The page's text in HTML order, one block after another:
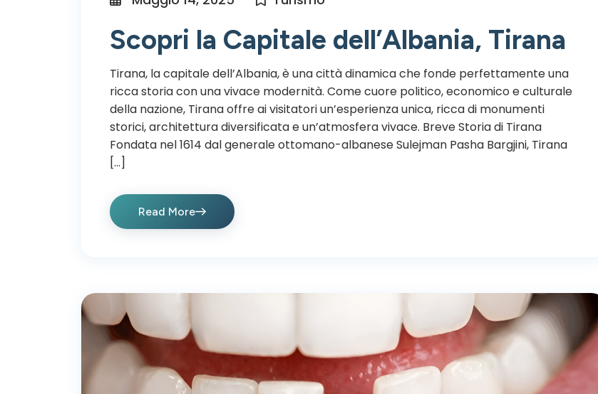
Scopri la Capitale dell’Albania, Tirana
Tirana, la capitale dell’Albania, è una città dinamica che fonde perfettamente una
ricca storia con una vivace modernità. Come cuore politico, economico e culturale
della nazione, Tirana offre ai visitatori un’esperienza unica, ricca di monumenti
storici, architettura diversificata e un’atmosfera vivace. Breve Storia di Tirana
Fondata nel 1614 dal generale ottomano-albanese Sulejman Pasha Bargjini, Tirana
[…]
Read More